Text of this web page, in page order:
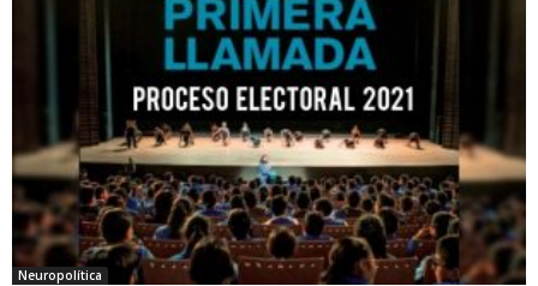
Neuropolítica